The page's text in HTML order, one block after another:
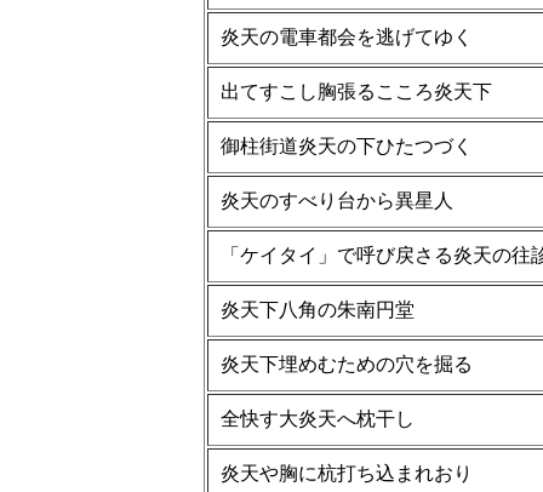
炎天の電車都会を逃げてゆく
出てすこし胸張るこころ炎天下
御柱街道炎天の下ひたつづく
炎天のすべり台から異星人
「ケイタイ」で呼び戻さる炎天の往
炎天下八角の朱南円堂
炎天下埋めむための穴を掘る
全快す大炎天へ枕干し
炎天や胸に杭打ち込まれおり